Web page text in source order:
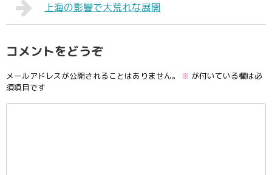
上海の影響で大荒れな展開
コメントをどうぞ
メールアドレスが公開されることはありません。 ※ が付いている欄は必
須項目です